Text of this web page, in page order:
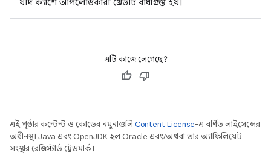
যদি ক্যাশে আপলোডকারী থ্রেডটি বাধাগ্রস্ত হয়।
এটি কাজে লেগেছে?
এই পৃষ্ঠার কন্টেন্ট ও কোডের নমুনাগুলিContent License-এ বর্ণিত লাইসেন্সের
অধীনস্থ। Java এবং OpenJDK হল Oracle এবং/অথবা তার অ্যাফিলিয়েট
সংস্থার রেজিস্টার্ড ট্রেডমার্ক।